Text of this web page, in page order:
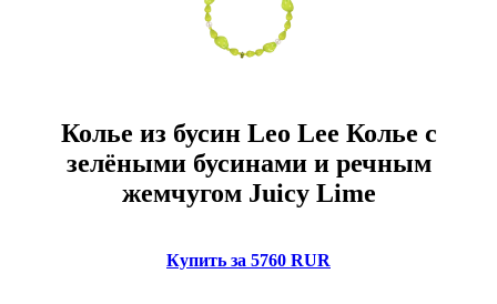
Колье из бусин Leo Lee Колье с
зелёными бусинами и речным
жемчугом Juicy Lime
Купить за 5760 RUR